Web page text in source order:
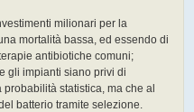
milionari per la
mortalità bassa, ed essendo di
antibiotiche comuni;
gli impianti siano privi di
statistica, ma che al
batterio tramite selezione.